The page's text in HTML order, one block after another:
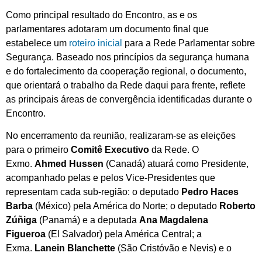
Como principal resultado do Encontro, as e os
parlamentares adotaram um documento final que
estabelece um roteiro inicial para a Rede Parlamentar sobre
Segurança. Baseado nos princípios da segurança humana
e do fortalecimento da cooperação regional, o documento,
que orientará o trabalho da Rede daqui para frente, reflete
as principais áreas de convergência identificadas durante o
Encontro.
No encerramento da reunião, realizaram-se as eleições
para o primeiro Comitê Executivo da Rede. O
Exmo. Ahmed Hussen (Canadá) atuará como Presidente,
acompanhado pelas e pelos Vice-Presidentes que
representam cada sub-região: o deputado Pedro Haces
Barba (México) pela América do Norte; o deputado Roberto
Zúñiga (Panamá) e a deputada Ana Magdalena
Figueroa (El Salvador) pela América Central; a
Exma. Lanein Blanchette (São Cristóvão e Nevis) e o